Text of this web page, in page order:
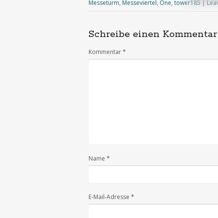
Messeturm, Messeviertel, One, tower185 |
Schreibe einen Kommentar
Kommentar*
Name *
E-Mail-Adresse *